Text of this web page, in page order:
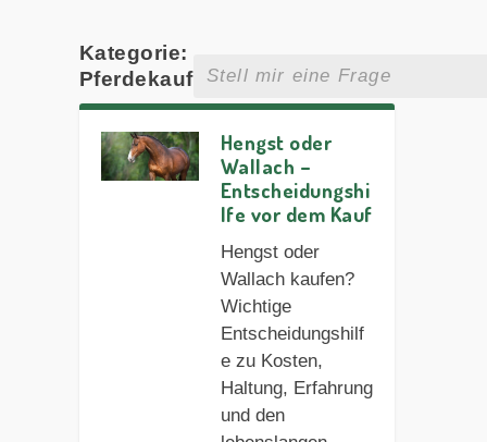
Kategorie:
Pferdekauf
Hengst oder
Wallach –
Entscheidungshi
lfe vor dem Kauf
Hengst oder
Wallach kaufen?
Wichtige
Entscheidungshilf
e zu Kosten,
Haltung, Erfahrung
und den